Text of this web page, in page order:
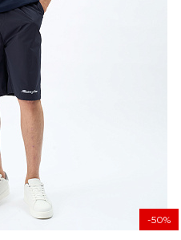
-50%